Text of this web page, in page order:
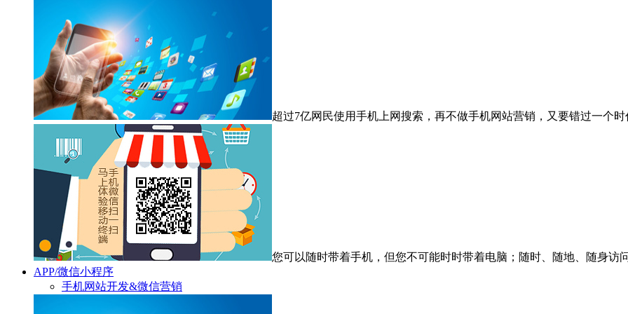
超过7亿网民使用手机上网搜索，再不做手机网站营销，又要错过一个时
您可以随时带着手机，但您不可能时时带着电脑；随时、随地、随身访
APP/微信小程序
手机网站开发&微信营销